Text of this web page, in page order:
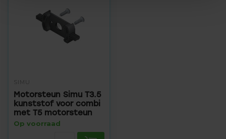
SIMU
Motorsteun Simu T3.5
kunststof voor combi
met T5 motorsteun
Op voorraad